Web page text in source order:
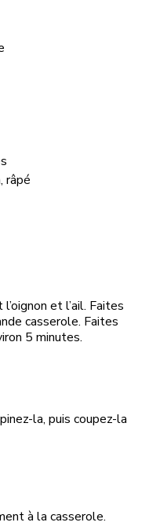
râpé
et l’ail. Faites
casserole. Faites
5 minutes.
la, puis coupez-la
à la casserole.